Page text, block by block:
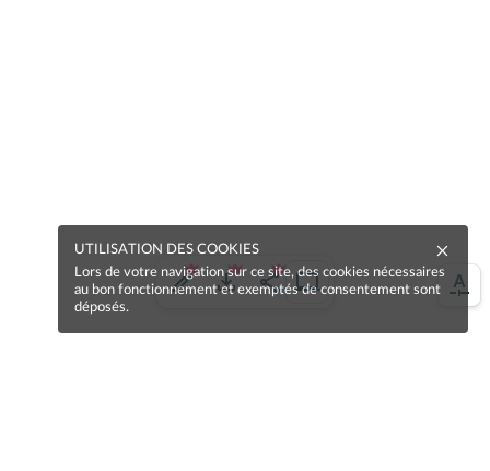
UTILISATION DES COOKIES
Lors de votre navigation sur ce site, des cookies nécessaires
au bon fonctionnement et exemptés de consentement sont
déposés.